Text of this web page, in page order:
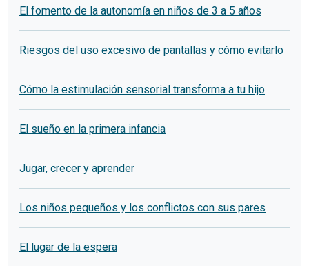
El fomento de la autonomía en niños de 3 a 5 años
Riesgos del uso excesivo de pantallas y cómo evitarlo
Cómo la estimulación sensorial transforma a tu hijo
El sueño en la primera infancia
Jugar, crecer y aprender
Los niños pequeños y los conflictos con sus pares
El lugar de la espera